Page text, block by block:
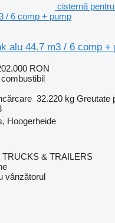
cisternă
/ 6 comp + pump
alu 44.7 m3 / 6 comp +
RON
32.220 kg Greutate
Hoogerheide
& TRAILERS
vânzătorul